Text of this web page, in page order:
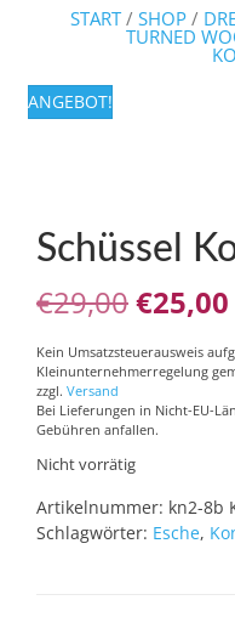
START/ SHOP /
TURNED
ANGEBOT!
Schüssel
€29,00
Preis
war:
€29,00
€25,00
Kein Umsatzsteuerausweis
Kleinunternehmerregelung
zzgl. Versand
Bei Lieferungen in Nicht-EU-
Gebühren anfallen.
Nicht vorrätig
Artikelnummer: kn2-8b
Schlagwörter: Esche,